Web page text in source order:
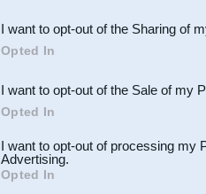
Participants
parties.
I want to opt-out of the Sharing of
Opted In
I want to opt-out of the Sale of my
Opted In
I want to opt-out of processing my
Advertising.
Opted In